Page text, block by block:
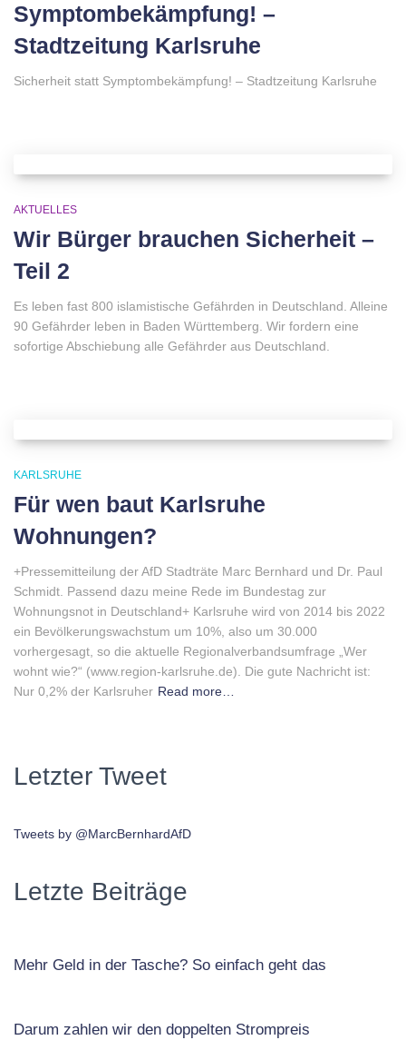
Symptombekämpfung! –
Stadtzeitung Karlsruhe
Sicherheit statt Symptombekämpfung! – Stadtzeitung Karlsruhe
AKTUELLES
Wir Bürger brauchen Sicherheit –
Teil 2
Es leben fast 800 islamistische Gefährden in Deutschland. Alleine
90 Gefährder leben in Baden Württemberg. Wir fordern eine
sofortige Abschiebung alle Gefährder aus Deutschland.
KARLSRUHE
Für wen baut Karlsruhe
Wohnungen?
+Pressemitteilung der AfD Stadträte Marc Bernhard und Dr. Paul
Schmidt. Passend dazu meine Rede im Bundestag zur
Wohnungsnot in Deutschland+ Karlsruhe wird von 2014 bis 2022
ein Bevölkerungswachstum um 10%, also um 30.000
vorhergesagt, so die aktuelle Regionalverbandsumfrage „Wer
wohnt wie?“ (www.region-karlsruhe.de). Die gute Nachricht ist:
Nur 0,2% der Karlsruher Read more…
Letzter Tweet
Tweets by @MarcBernhardAfD
Letzte Beiträge
Mehr Geld in der Tasche? So einfach geht das
Darum zahlen wir den doppelten Strompreis